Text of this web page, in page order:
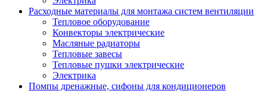
Расходные материалы для монтажа систем вентиляции
Тепловое оборудование
Конвекторы электрические
Масляные радиаторы
Тепловые завесы
Тепловые пушки электрические
Электрика
Помпы дренажные, сифоны для кондиционеров